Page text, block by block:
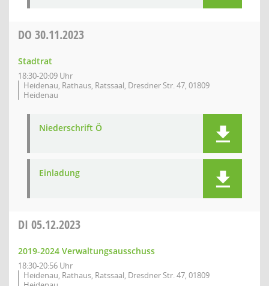
DO 30.11.2023
Stadtrat
18:30-20:09 Uhr
Heidenau, Rathaus, Ratssaal, Dresdner Str. 47, 01809
Heidenau
Niederschrift Ö
Einladung
DI 05.12.2023
2019-2024 Verwaltungsausschuss
18:30-20:56 Uhr
Heidenau, Rathaus, Ratssaal, Dresdner Str. 47, 01809